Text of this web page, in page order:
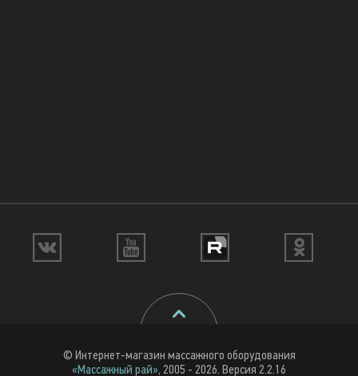
© Интернет-магазин массажного оборудования
«Массажный рай», 2005 - 2026. Версия 2.2.16